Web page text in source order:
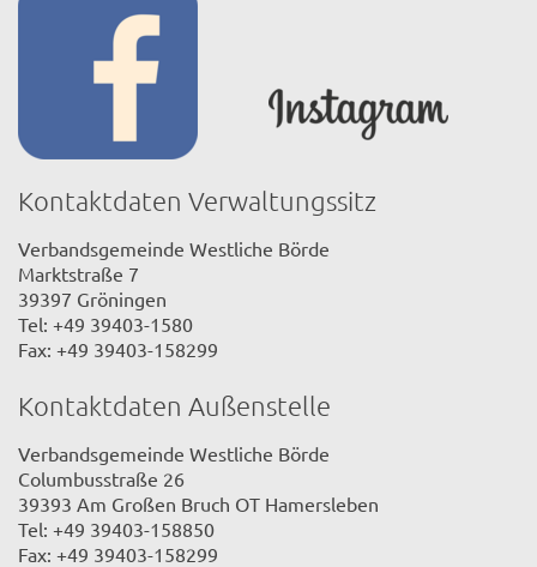
Kontaktdaten Verwaltungssitz
Verbandsgemeinde Westliche Börde
Marktstraße 7
39397 Gröningen
Tel: +49 39403-1580
Fax: +49 39403-158299
Kontaktdaten Außenstelle
Verbandsgemeinde Westliche Börde
Columbusstraße 26
39393 Am Großen Bruch OT Hamersleben
Tel: +49 39403-158850
Fax: +49 39403-158299